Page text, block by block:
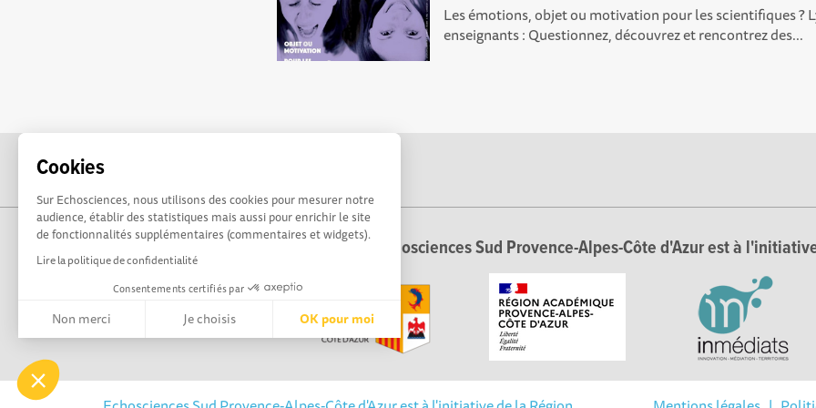
Cookies
Sur Echosciences, nous utilisons des cookies pour mesurer notre
audience, établir des statistiques mais aussi pour enrichir le site
de fonctionnalités supplémentaires (commentaires et widgets).
Lire la politique de confidentialité
Consentements certifiés par
Non merci Je choisis OK pour moi
Plateforme de Gestion du Consentement : Personnalisez vos Options
Notre plateforme vous permet d'adapter et de gérer vos paramètres de confidentialité, en garantissant la conformité avec
Les émotions, objet ou motivation pour les scientifiques ?
enseignants : Questionnez, découvrez et rencontrez des...
Echosciences Sud Provence-Alpes-Côte d'Azur est à